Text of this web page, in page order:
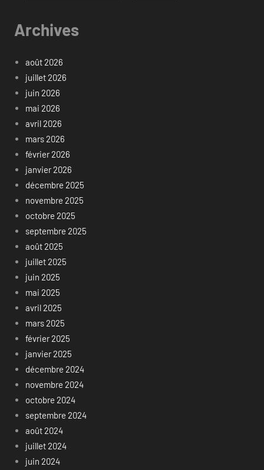
Archives
août 2026
juillet 2026
juin 2026
mai 2026
avril 2026
mars 2026
février 2026
janvier 2026
décembre 2025
novembre 2025
octobre 2025
septembre 2025
août 2025
juillet 2025
juin 2025
mai 2025
avril 2025
mars 2025
février 2025
janvier 2025
décembre 2024
novembre 2024
octobre 2024
septembre 2024
août 2024
juillet 2024
juin 2024